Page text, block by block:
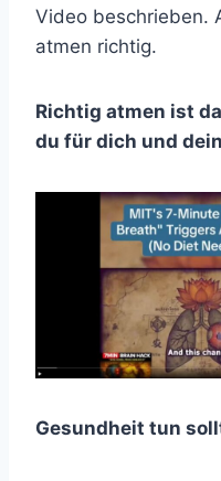
Video beschrieben.
atmen richtig.
Richtig atmen ist
du für dich und
Gesundheit tun